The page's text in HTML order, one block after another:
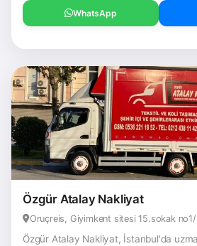
WhatsApp
Özgür Atalay Nakliyat
Oruçreis, Giyimkent sitesi 15.sokak
Özgür Atalay Nakliyat, İstanbul'da